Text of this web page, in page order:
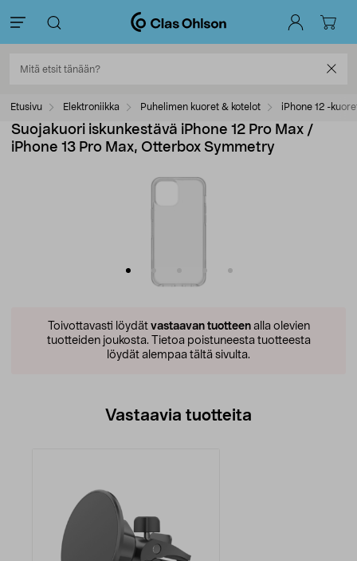
Etusivu Elektroniikka Puhelimen kuoret & kotelot iPhone 12 -
Suojakuori iskunkestävä iPhone 12 Pro Max /
iPhone 13 Pro Max, Otterbox Symmetry
Toivottavasti löydät vastaavan tuotteenalla olevien
tuotteiden joukosta. Tietoa poistuneesta tuotteesta
löydät alempaa tältä sivulta.
Vastaavia tuotteita